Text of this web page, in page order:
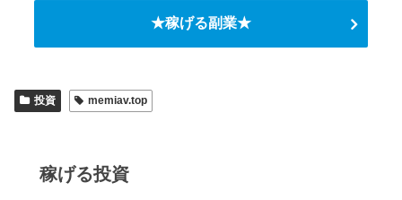
★稼げる副業★
投資 memiav.top
稼げる投資